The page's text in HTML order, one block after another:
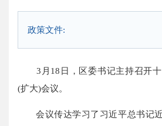
政策文件:
3月18日，区委书记主持召开十
(扩大)会议。
会议传达学习了习近平总书记近